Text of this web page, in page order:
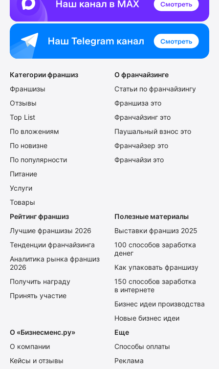
Категории франшиз
Франшизы
Отзывы
Top List
По вложениям
По новизне
По популярности
Питание
Услуги
Товары
О франчайзинге
Статьи по франчайзингу
Франшиза это
Франчайзинг это
Паушальный взнос это
Франчайзер это
Франчайзи это
Рейтинг франшиз
Лучшие франшизы 2026
Тенденции франчайзинга
Аналитика рынка франшиз
2026
Получить награду
Принять участие
Полезные материалы
Выставки франшиз 2025
100 способов заработка
денег
Как упаковать франшизу
150 способов заработка
в интернете
Бизнес идеи производства
Новые бизнес идеи
О «Бизнесменс.ру»
О компании
Кейсы и отзывы
Еще
Способы оплаты
Реклама